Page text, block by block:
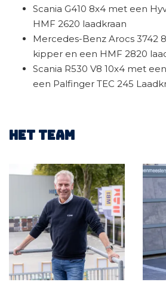
Scania G410 8x4 met een
HMF 2620 laadkraan
Mercedes-Benz Arocs 3742
kipper en een HMF 2820
Scania R530 V8 10x4 met
een Palfinger TEC 245
Het team